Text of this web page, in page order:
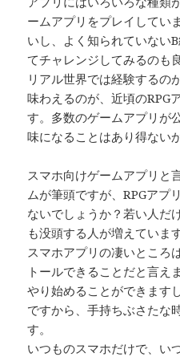
ームアプリをプレイしてい
いし、よく知られていない
てチャレンジしてみるのも
リアル世界では経験するの
味わえるのが、近頃のRPG
す。多数のゲームアプリが
味になることはあり得ない
スマホ向けゲームアプリと
ムが筆頭ですが、RPGアプ
ないでしょうか？若い人だ
も没頭する人が増えています
スマホアプリの凄いところ
トールできることだと言え
やり始めることができます
ですから、手持ちぶさたな
す。
いつものスマホだけで、い